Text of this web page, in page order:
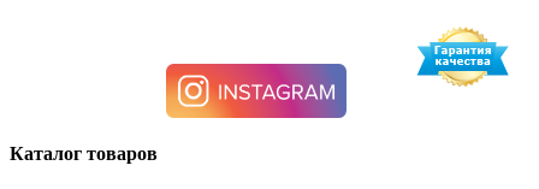
Каталог товаров